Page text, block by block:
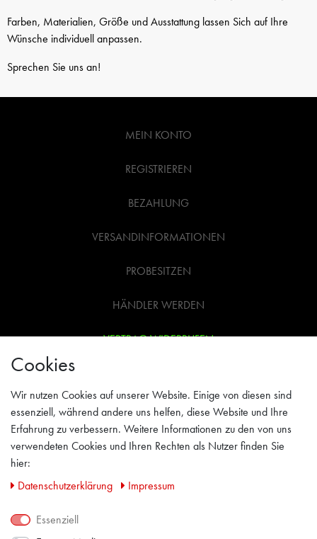
Farben, Materialien, Größe und Ausstattung lassen Sich auf Ihre
Wünsche individuell anpassen.
Sprechen Sie uns an!
MEIN KONTO
REGISTRIEREN
BEZAHLUNG
VERSANDINFORMATIONEN
PROBESITZEN
HÄNDLER WERDEN
VERTRAG WIDERRUFEN
AGB
IMPRESSUM
Cookies
Wir nutzen Cookies auf unserer Website. Einige von diesen sind
essenziell, während andere uns helfen, diese Website und Ihre
Erfahrung zu verbessern. Weitere Informationen zu den von uns
verwendeten Cookies und Ihren Rechten als Nutzer finden Sie
hier:
Daten­schutz­erklärung
Impressum
Essenziell